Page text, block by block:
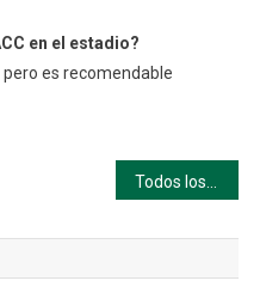
en el estadio?
es recomendable